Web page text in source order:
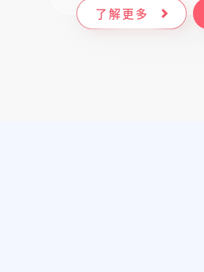
了解更多